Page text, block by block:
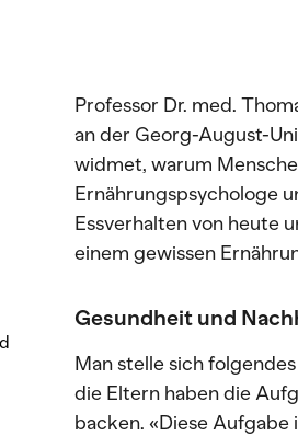
Professor Dr. med.
an der Georg-August-
widmet, warum
Ernährungspsychologe
Essverhalten von heute
einem gewissen
Gesundheit und
Man stelle sich
die Eltern haben die
backen. «Diese